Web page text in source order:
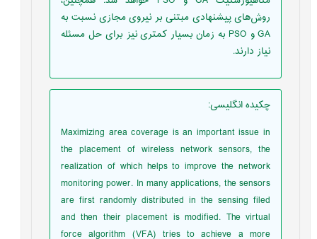
روش‌های پیشنهادی مبتنی بر نیروی مجازی نسبت به
GA و PSO به زمان بسیار کمتری نیز برای حل مسئله
نیاز دارند.
چکیده انگلیسی:
Maximizing area coverage is an important issue in
the placement of wireless network sensors, the
realization of which helps to improve the network
monitoring power. In many applications, the sensors
are first randomly distributed in the sensing filed
and then their placement is modified. The virtual
force algorithm (VFA) tries to achieve a more